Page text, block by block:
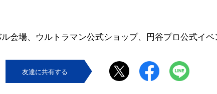
会場、ウルトラマン公式ショップ、円谷プロ公式イベ
友達に共有する